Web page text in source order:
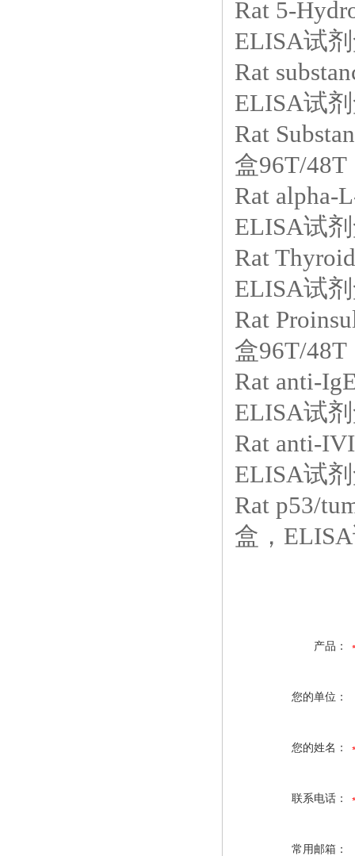
Rat 5-
ELISA试
Rat
ELISA试
Rat
盒96T/48T
Rat alpha-
ELISA试
Rat
ELISA试
Rat
盒96T/48T
Rat anti-
ELISA试
Rat anti-
ELISA试
Rat p53/
盒，
产品：
您的单位：
您的姓名：
联系电话：
常用邮箱：